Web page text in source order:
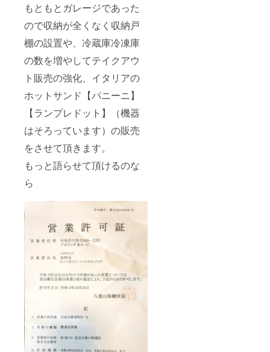
もともとガレージであった
ので収納が全くなく収納戸
棚の設置や、冷蔵庫冷凍庫
の数を増やしてテイクアウ
ト販売の強化、イタリアの
ホットサンド【パニーニ】
【ランプレドット】（機器
はそろっています）の販売
をさせて頂きます。
もっと語らせて頂けるのな
ら